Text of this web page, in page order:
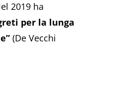
2019 ha
per la lunga
(De Vecchi